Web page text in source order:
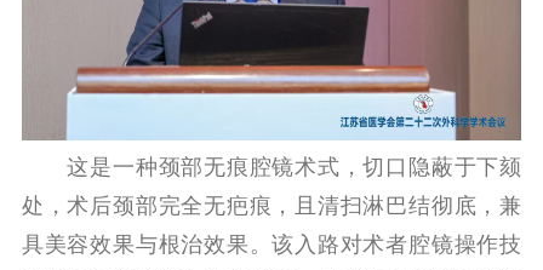
这是一种颈部无痕腔镜术式，切口隐蔽于下颏
处，术后颈部完全无疤痕，且清扫淋巴结彻底，兼
具美容效果与根治效果。该入路对术者腔镜操作技